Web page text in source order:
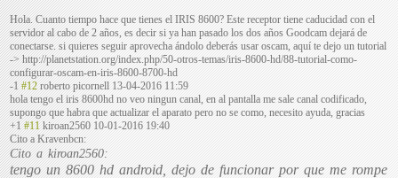
Hola. Cuanto tiempo hace que tienes el IRIS 8600? Este receptor tiene caducidad con el
servidor al cabo de 2 años, es decir si ya han pasado los dos años Goodcam dejará de
conectarse. si quieres seguir aprovecha ándolo deberás usar oscam, aquí te dejo un tutorial
-> http://planetstation.org/index.php/50-otros-temas/iris-8600-hd/88-tutorial-como-
configurar-oscam-en-iris-8600-8700-hd
-1 #12 roberto picornell 13-04-2016 11:59
hola tengo el iris 8600hd no veo ningun canal, en al pantalla me sale canal codificado,
supongo que habra que actualizar el aparato pero no se como, necesito ayuda, gracias
+1 #11 kiroan2560 10-01-2016 19:40
Cito a Kravenbcn:
Cito a kiroan2560:
tengo un 8600 hd android, dejo de funcionar por que me rompe